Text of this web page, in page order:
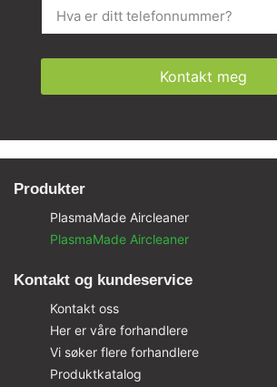
Kontakt meg
Produkter
PlasmaMade Aircleaner
PlasmaMade Aircleaner
Kontakt og kundeservice
Kontakt oss
Her er våre forhandlere
Vi søker flere forhandlere
Produktkatalog